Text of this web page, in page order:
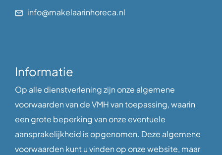
info@makelaarinhoreca.nl
Informatie
Op alle dienstverlening zijn onze algemene
voorwaarden van de VMH van toepassing, waarin
een grote beperking van onze eventuele
aansprakelijkheid is opgenomen. Deze algemene
voorwaarden kunt u vinden op onze website, maar